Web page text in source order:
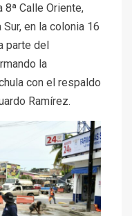
Calle Oriente,
en la colonia 16
parte del
la
con el respaldo
Ramírez.